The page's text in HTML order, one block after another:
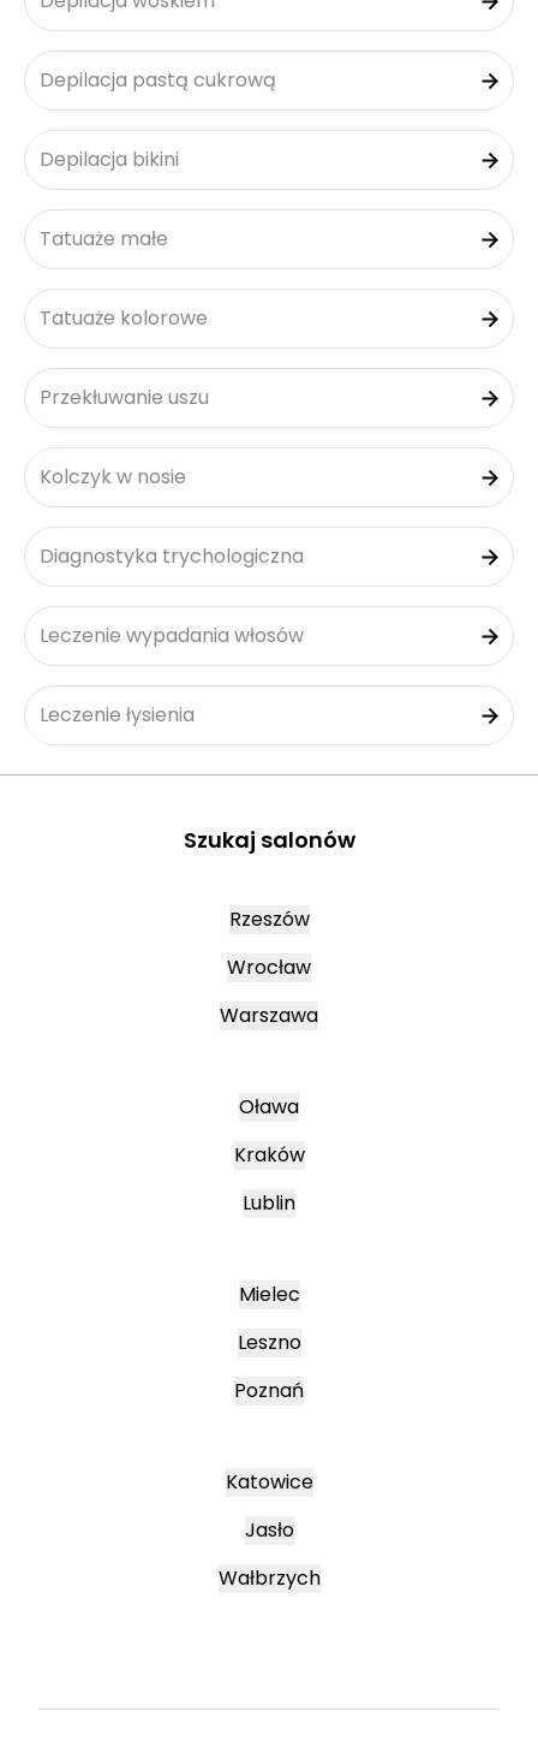
Depilacja pastą cukrową
Depilacja bikini
Tatuaże małe
Tatuaże kolorowe
Przekłuwanie uszu
Kolczyk w nosie
Diagnostyka trychologiczna
Leczenie wypadania włosów
Leczenie łysienia
Szukaj salonów
Rzeszów
Wrocław
Warszawa
Oława
Kraków
Lublin
Mielec
Leszno
Poznań
Katowice
Jasło
Wałbrzych